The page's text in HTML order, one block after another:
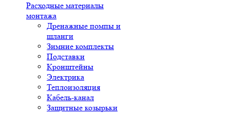
Расходные материалы
монтажа
Дренажные помпы и
шланги
Зимние комплекты
Подставки
Кронштейны
Электрика
Теплоизоляция
Кабель-канал
Защитные козырьки